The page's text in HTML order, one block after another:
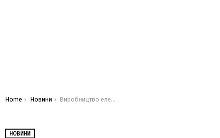
You are here:
Home Новини Виробництво електромобілів Lucid виросло на 200%, але є проблеми
НОВИНИ